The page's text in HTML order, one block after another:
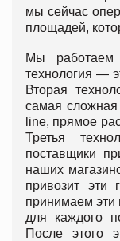
мы сейчас
площадей,
Мы работаем
технология —
Вторая
самая
line, прямое
Третья
поставщики
наших
привозит эти
принимаем эти
для каждого
После этого